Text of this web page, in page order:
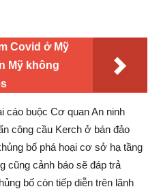
Covid ở Mỹ
Mỹ không
cáo buộc Cơ quan An ninh
công cầu Kerch ở bán đảo
bố phá hoại cơ sở hạ tầng
cũng cảnh báo sẽ đáp trả
bố còn tiếp diễn trên lãnh